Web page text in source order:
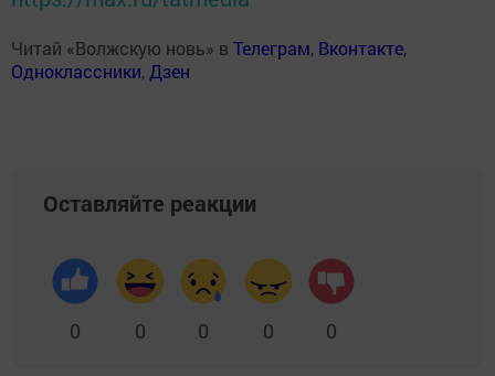
Читай «Волжскую новь» в Телеграм, Вконтакте,
Одноклассники,Дзен
Оставляйте реакции
0 0 0 0 0